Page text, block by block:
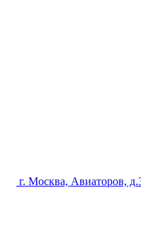
г. Москва, Авиаторов,